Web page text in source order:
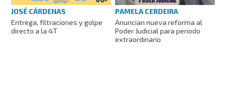
JOSÉ CÁRDENAS
Entrega, filtraciones y golpe
directo a la 4T
PAMELA CERDEIRA
Anuncian nueva reforma al
Poder Judicial para periodo
extraordinario